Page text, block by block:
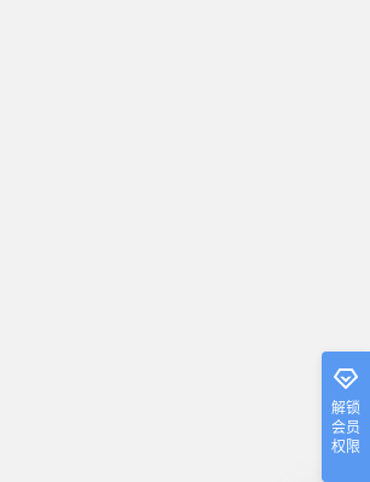
解锁
会员
权限